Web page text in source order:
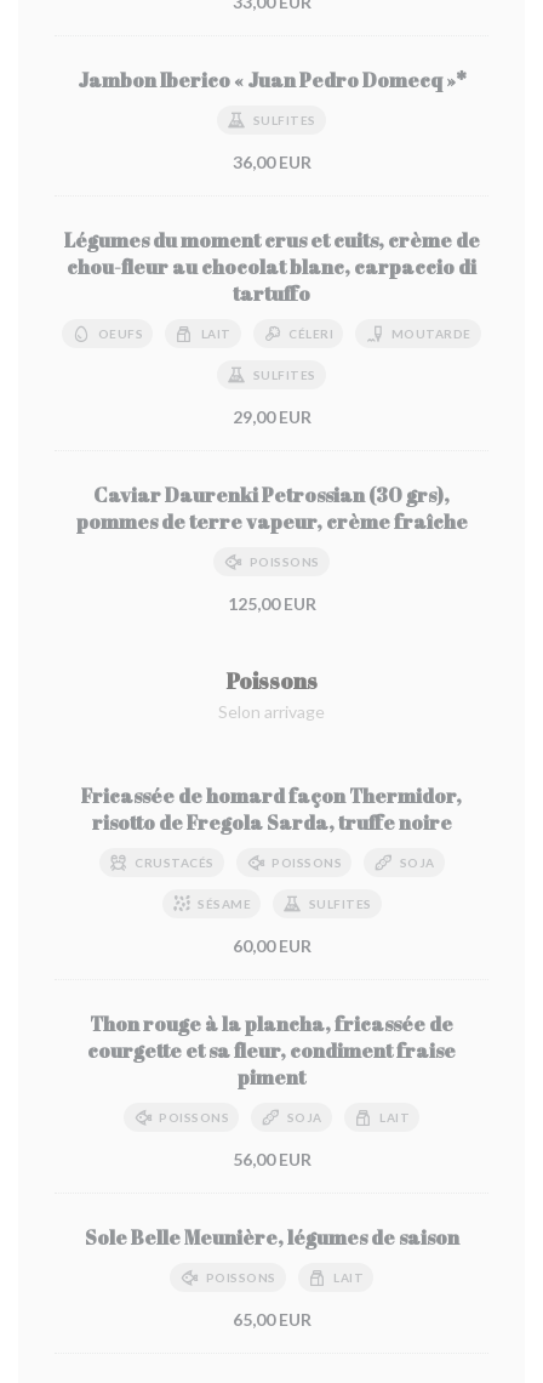
Jambon Iberico « Juan Pedro Domecq »*
SULFITES
36,00 EUR
Légumes du moment crus et cuits, crème de
chou-fleur au chocolat blanc, carpaccio di
tartuffo
OEUFS LAIT CÉLERI MOUTARDE
SULFITES
29,00 EUR
Caviar Daurenki Petrossian (30 grs),
pommes de terre vapeur, crème fraîche
POISSONS
125,00 EUR
Poissons
Selon arrivage
Fricassée de homard façon Thermidor,
risotto de Fregola Sarda, truffe noire
CRUSTACÉS POISSONS SOJA
SÉSAME SULFITES
60,00 EUR
Thon rouge à la plancha, fricassée de
courgette et sa fleur, condiment fraise
piment
POISSONS SOJA LAIT
56,00 EUR
Sole Belle Meunière, légumes de saison
POISSONS LAIT
65,00 EUR